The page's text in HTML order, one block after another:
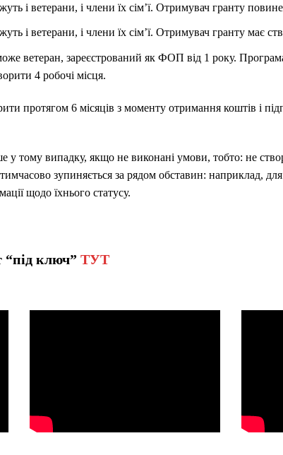
і ветерани, і члени їх сімʼї. Отримувач гранту
і ветерани, і члени їх сімʼї. Отримувач гранту має
ветеран, зареєстрований як ФОП від 1 року.
4 робочі місця.
протягом 6 місяців з моменту отримання коштів і
тому випадку, якщо не виконані умови, тобто: не
зупиняється за рядом обставин: наприклад,
щодо їхнього статусу.
“під ключ” ТУТ